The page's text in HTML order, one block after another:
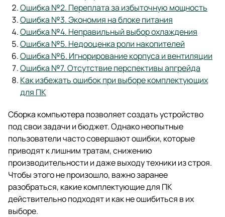
Ошибка №2. Переплата за избыточную мощность
Ошибка №3. Экономия на блоке питания
Ошибка №4. Неправильный выбор охлаждения
Ошибка №5. Недооценка роли накопителей
Ошибка №6. Игнорирование корпуса и вентиляции
Ошибка №7. Отсутствие перспективы апгрейда
Как избежать ошибок при выборе комплектующих
для ПК
Сборка компьютера позволяет создать устройство
под свои задачи и бюджет. Однако неопытные
пользователи часто совершают ошибки, которые
приводят к лишним тратам, снижению
производительности и даже выходу техники из строя.
Чтобы этого не произошло, важно заранее
разобраться, какие комплектующие для ПК
действительно подходят и как не ошибиться в их
выборе.